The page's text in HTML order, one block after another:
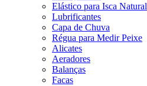
Elástico para Isca Natural
Lubrificantes
Capa de Chuva
Régua para Medir Peixe
Alicates
Aeradores
Balanças
Facas